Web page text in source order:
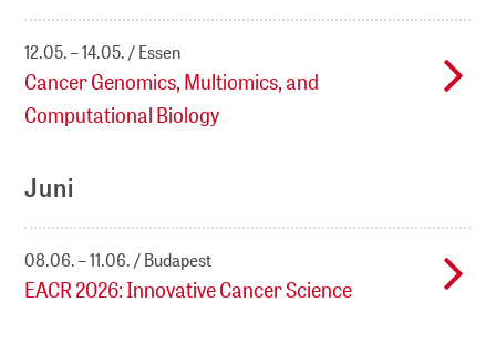
12.05. – 14.05. Essen
Cancer Genomics, Multiomics, and
Computational Biology
Juni
08.06. – 11.06. Budapest
EACR 2026: Innovative Cancer Science